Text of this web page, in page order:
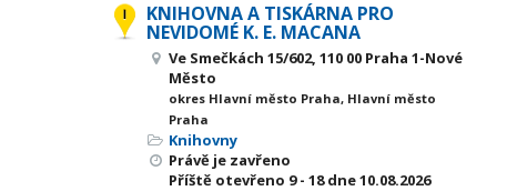
KNIHOVNA A TISKÁRNA PRO
NEVIDOMÉ K. E. MACANA
Ve Smečkách 15/602, 110 00 Praha 1-Nové
Město
okres Hlavní město Praha, Hlavní město
Praha
Knihovny
Právě je zavřeno
Příště otevřeno 9 - 18dne 10.08.2026